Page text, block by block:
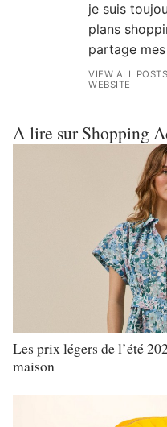
je suis
plans
partage
VIEW ALL
WEBSITE
A lire sur Shopping
Les prix légers de l’été
maison